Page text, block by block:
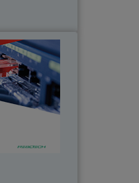
REALTECH
mit der
überzeugt:
technischen
als auch die
einen Hut